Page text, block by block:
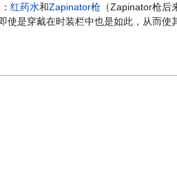
：红药水和Zapinator枪 （Zapinator枪后
即使是穿戴在时装栏中也是如此，从而